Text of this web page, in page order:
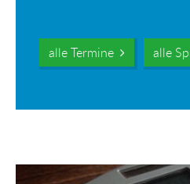
alle Termine alle